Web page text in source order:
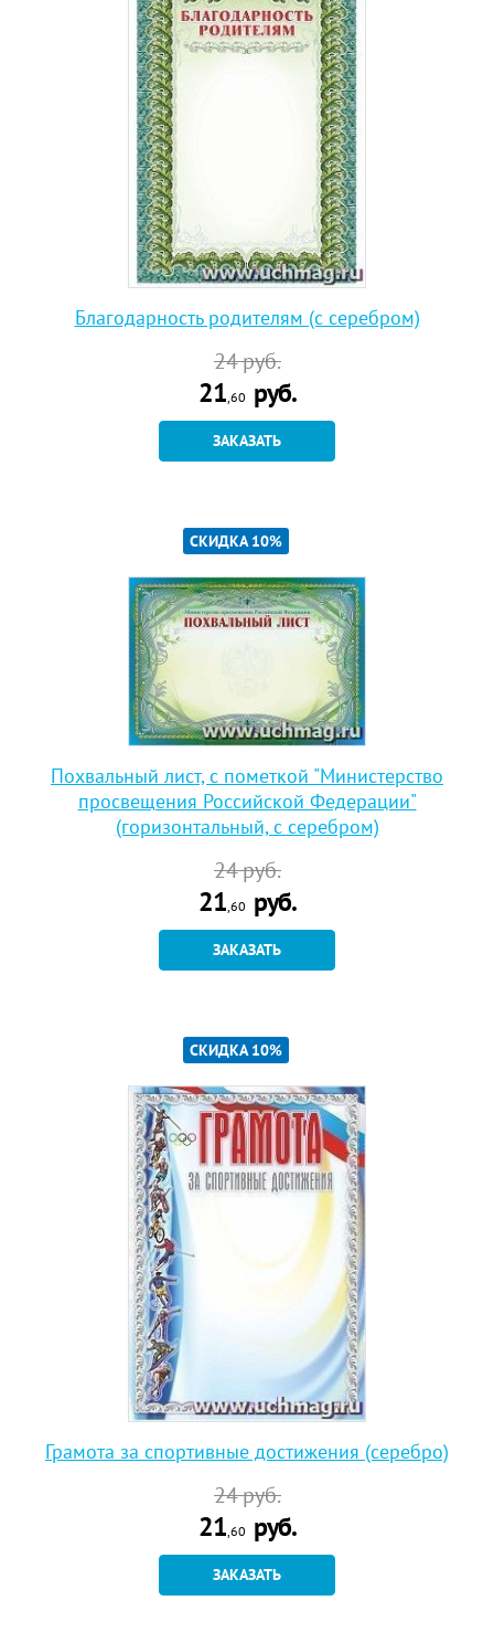
Благодарность родителям (с серебром)
24руб.
21,60 руб.
ЗАКАЗАТЬ
СКИДКА 10%
Похвальный лист, с пометкой "Министерство
просвещения Российской Федерации"
(горизонтальный, с серебром)
24руб.
21,60 руб.
ЗАКАЗАТЬ
СКИДКА 10%
Грамота за спортивные достижения (серебро)
24руб.
21 ,60 руб.
ЗАКАЗАТЬ